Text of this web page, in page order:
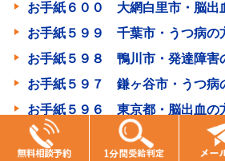
お手紙６００ 大網白里市・脳出
お手紙５９９ 千葉市・うつ病の
お手紙５９８ 鴨川市・発達障害
お手紙５９７ 鎌ヶ谷市・うつ病
お手紙５９６ 東京都・脳出血の
お手紙５９３ 八千代市・双極性